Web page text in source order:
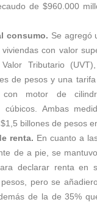
de $960.000
consumo. Se agregó
con valor
Tributario
de pesos y una
motor de
cúbicos. Ambas
billones de pesos
renta. En cuanto a
de a pie, se
declarar renta en
pero se
de la de 35%